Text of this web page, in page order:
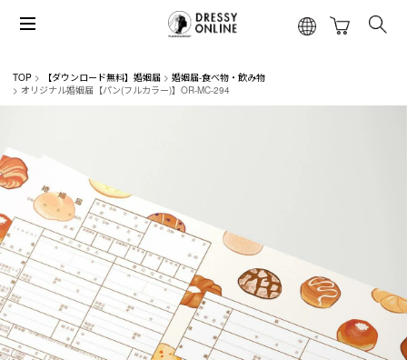
TOP 【ダウンロード無料】婚姻届
婚姻届-食べ物・飲み物
オリジナル婚姻届【パン(フルカラー)】OR-MC-294